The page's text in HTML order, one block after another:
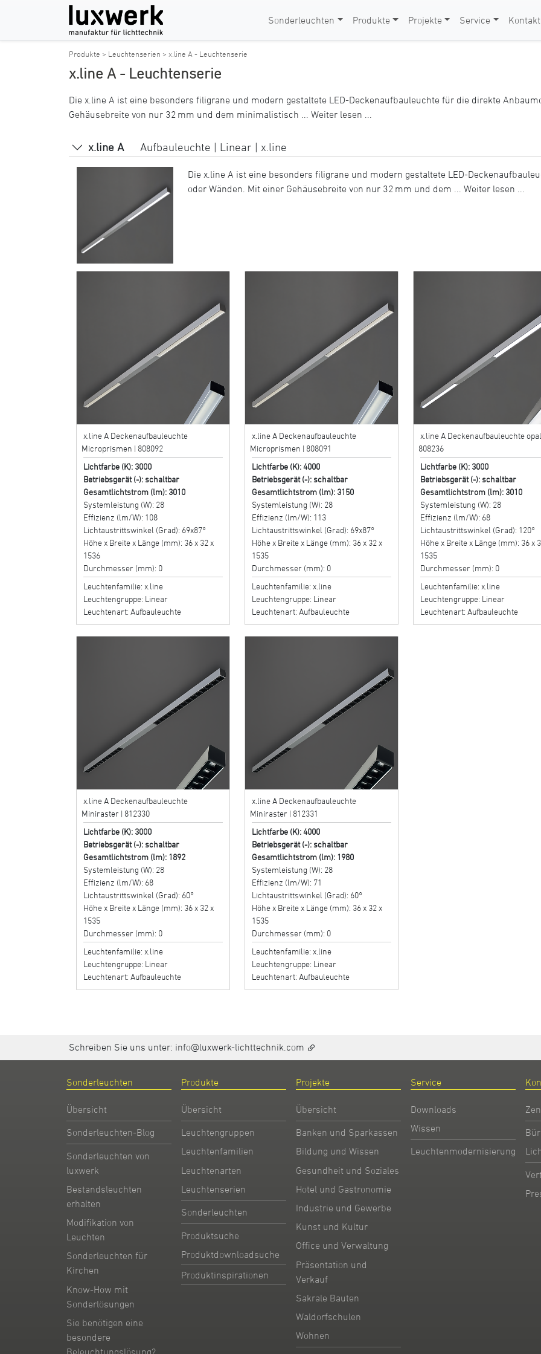
Sonderleuchten Produkte Projekte Service Kontakt
Produkte > Leuchtenserien > x.line A - Leuchtenserie
x.line A - Leuchtenserie
Die x.line A ist eine besonders filigrane und modern gestaltete LED-Deckenaufbauleuchte für die direkte
Gehäusebreite von nur 32 mm und dem minimalistisch ... Weiter lesen ...
x.line A Aufbauleuchte | Linear | x.line
Die x.line A ist eine besonders filigrane und modern gestaltete LED-
oder Wänden. Mit einer Gehäusebreite von nur 32 mm und dem ... Weiter lesen ...
x.line A Deckenaufbauleuchte
Microprismen | 808092
Lichtfarbe (K): 3000
Betriebsgerät (-): schaltbar
Gesamtlichtstrom (lm): 3010
Systemleistung (W): 28
Effizienz (lm/W): 108
Lichtaustrittswinkel (Grad): 69x87°
Höhe x Breite x Länge (mm): 36 x 32 x
1536
Durchmesser (mm): 0
Leuchtenfamilie: x.line
Leuchtengruppe: Linear
Leuchtenart: Aufbauleuchte
x.line A Deckenaufbauleuchte
Microprismen | 808091
Lichtfarbe (K): 4000
Betriebsgerät (-): schaltbar
Gesamtlichtstrom (lm): 3150
Systemleistung (W): 28
Effizienz (lm/W): 113
Lichtaustrittswinkel (Grad): 69x87°
Höhe x Breite x Länge (mm): 36 x 32 x
1535
Durchmesser (mm): 0
Leuchtenfamilie: x.line
Leuchtengruppe: Linear
Leuchtenart: Aufbauleuchte
x.line A Deckenaufbauleuchte
808236
Lichtfarbe (K): 3000
Betriebsgerät (-): schaltbar
Gesamtlichtstrom (lm): 3010
Systemleistung (W): 28
Effizienz (lm/W): 68
Lichtaustrittswinkel (Grad): 120°
Höhe x Breite x Länge (mm): 36 x
1535
Durchmesser (mm): 0
Leuchtenfamilie: x.line
Leuchtengruppe: Linear
Leuchtenart: Aufbauleuchte
x.line A Deckenaufbauleuchte
Miniraster | 812330
Lichtfarbe (K): 3000
Betriebsgerät (-): schaltbar
Gesamtlichtstrom (lm): 1892
Systemleistung (W): 28
Effizienz (lm/W): 68
Lichtaustrittswinkel (Grad): 60°
Höhe x Breite x Länge (mm): 36 x 32 x
1535
Durchmesser (mm): 0
Leuchtenfamilie: x.line
Leuchtengruppe: Linear
Leuchtenart: Aufbauleuchte
x.line A Deckenaufbauleuchte
Miniraster | 812331
Lichtfarbe (K): 4000
Betriebsgerät (-): schaltbar
Gesamtlichtstrom (lm): 1980
Systemleistung (W): 28
Effizienz (lm/W): 71
Lichtaustrittswinkel (Grad): 60°
Höhe x Breite x Länge (mm): 36 x 32 x
1535
Durchmesser (mm): 0
Leuchtenfamilie: x.line
Leuchtengruppe: Linear
Leuchtenart: Aufbauleuchte
Schreiben Sie uns unter: info@luxwerk-lichttechnik.com
Sonderleuchten
Übersicht
Sonderleuchten-Blog
Sonderleuchten von
luxwerk
Bestandsleuchten
erhalten
Modifikation von
Leuchten
Sonderleuchten für
Kirchen
Know-How mit
Sonderlösungen
Sie benötigen eine
besondere
Beleuchtungslösung?
Produkte
Übersicht
Leuchtengruppen
Leuchtenfamilien
Leuchtenarten
Leuchtenserien
Sonderleuchten
Produktsuche
Produktdownloadsuche
Produktinspirationen
Projekte
Übersicht
Banken und Sparkassen
Bildung und Wissen
Gesundheit und Soziales
Hotel und Gastronomie
Industrie und Gewerbe
Kunst und Kultur
Office und Verwaltung
Präsentation und
Verkauf
Sakrale Bauten
Waldorfschulen
Wohnen
Service
Downloads
Wissen
Leuchtenmodernisierung